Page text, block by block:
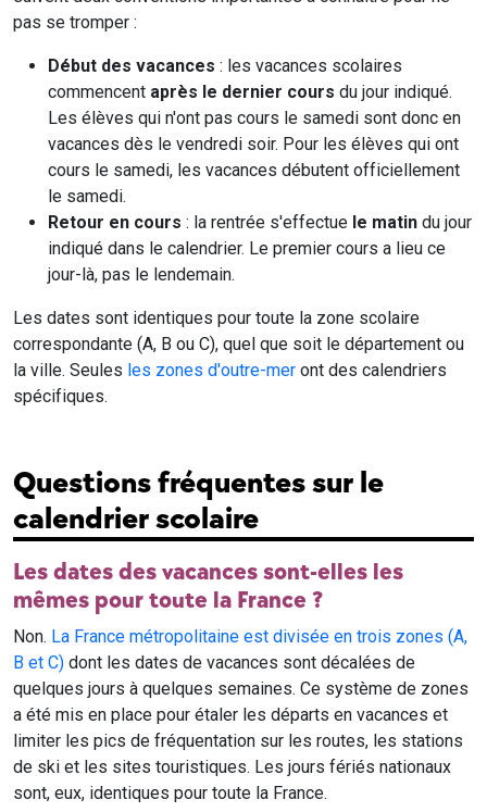
pas se tromper :
Début des vacances : les vacances scolaires
commencent après le dernier cours du jour indiqué.
Les élèves qui n'ont pas cours le samedi sont donc en
vacances dès le vendredi soir. Pour les élèves qui ont
cours le samedi, les vacances débutent officiellement
le samedi.
Retour en cours : la rentrée s'effectue le matin du jour
indiqué dans le calendrier. Le premier cours a lieu ce
jour-là, pas le lendemain.
Les dates sont identiques pour toute la zone scolaire
correspondante (A, B ou C), quel que soit le département ou
la ville. Seules les zones d'outre-mer ont des calendriers
spécifiques.
Questions fréquentes sur le
calendrier scolaire
Les dates des vacances sont-elles les
mêmes pour toute la France ?
Non. La France métropolitaine est divisée en trois zones (A,
B et C) dont les dates de vacances sont décalées de
quelques jours à quelques semaines. Ce système de zones
a été mis en place pour étaler les départs en vacances et
limiter les pics de fréquentation sur les routes, les stations
de ski et les sites touristiques. Les jours fériés nationaux
sont, eux, identiques pour toute la France.